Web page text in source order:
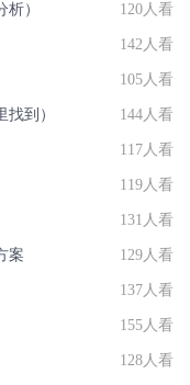
） 120人看
142人看
105人看
到） 144人看
117人看
119人看
131人看
案 129人看
137人看
155人看
128人看